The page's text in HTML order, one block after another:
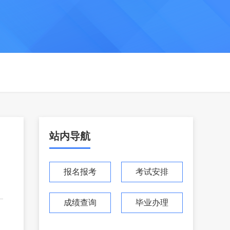
站内导航
报名报考 考试安排
成绩查询 毕业办理